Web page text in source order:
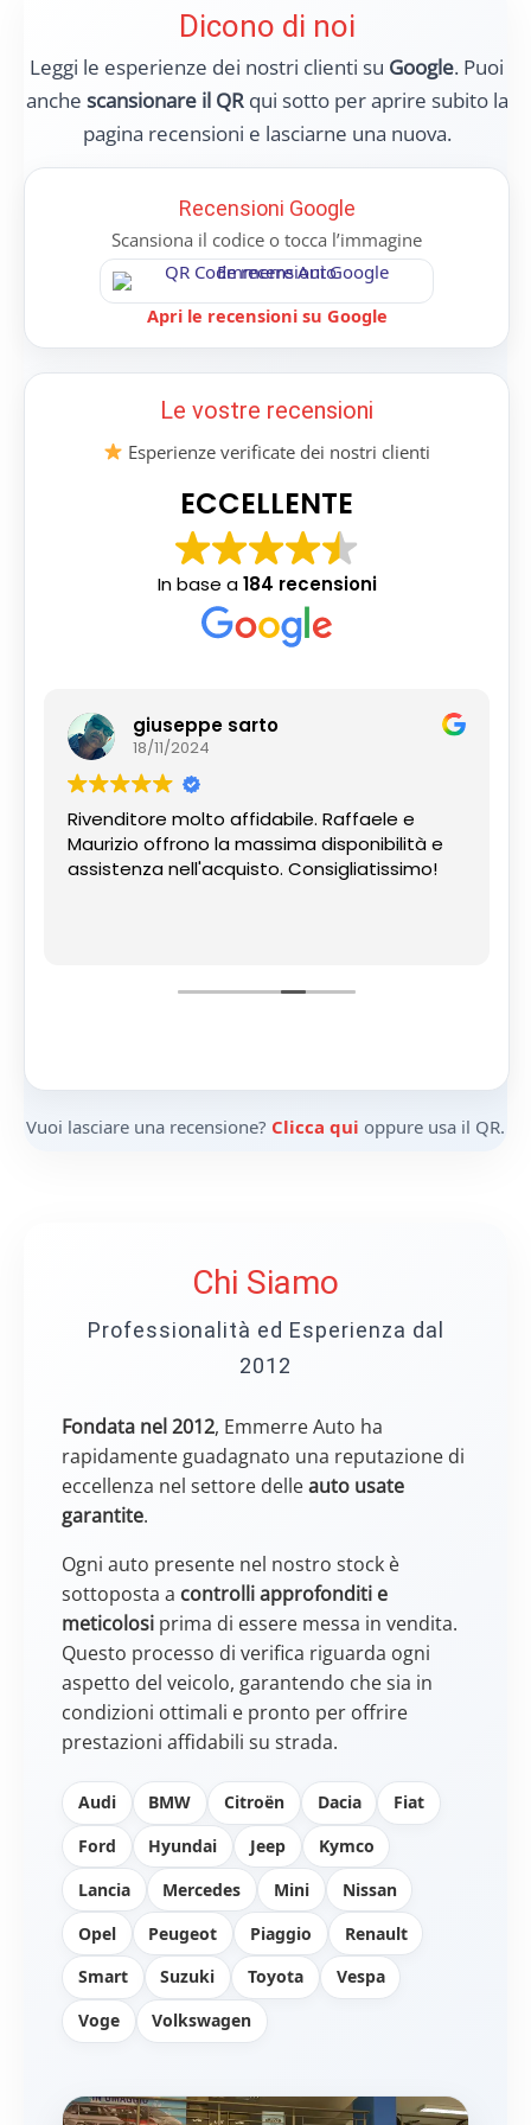
Dicono di noi
Leggi le esperienze dei nostri clienti su Google. Puoi
anche scansionare il QRqui sotto per aprire subito la
pagina recensioni e lasciarne una nuova.
Recensioni Google
Scansiona il codice o tocca l’immagine
Apri le recensioni su Google
Le vostre recensioni
Esperienze verificate dei nostri clienti
ECCELLENTE
In base a184 recensioni
giuseppe sarto
18/11/2024
Rivenditore molto affidabile. Raffaele e
Maurizio offrono la massima disponibilità e
assistenza nell'acquisto. Consigliatissimo!
Vuoi lasciare una recensione? Clicca qui oppure usa il QR.
Chi Siamo
Professionalità ed Esperienza dal
2012
Fondata nel 2012, Emmerre Auto ha
rapidamente guadagnato una reputazione di
eccellenza nel settore delleauto usate
garantite.
Ogni auto presente nel nostro stock è
sottoposta a controlli approfonditi e
meticolosi prima di essere messa in vendita.
Questo processo di verifica riguarda ogni
aspetto del veicolo, garantendo che sia in
condizioni ottimali e pronto per offrire
prestazioni affidabili su strada.
Audi BMW Citroën Dacia
Fiat
Ford
Hyundai Jeep
Kymco
Lancia
Mercedes Mini
Nissan
Opel
Peugeot Piaggio
Renault
Smart
Suzuki Toyota
Vespa
Voge
Volkswagen